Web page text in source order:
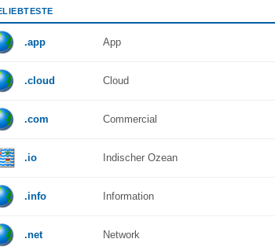
.app App
.cloud Cloud
.com Commercial
.io Indischer Ozean
.info Information
.net Network